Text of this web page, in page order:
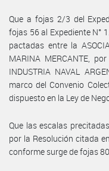
Que a fojas 2/3 del
fojas 56 al Expediente N°
pactadas entre la
MARINA MERCANTE,
INDUSTRIA NAVAL
marco del Convenio
dispuesto en la Ley de
Que las escalas
por la Resolución citada
conforme surge de fojas